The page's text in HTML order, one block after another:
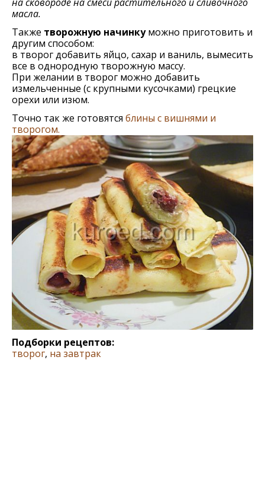
масла.
Также творожную начинкуможно приготовить и
другим способом:
в творог добавить яйцо, сахар и ваниль, вымесить
все в однородную творожную массу.
При желании в творог можно добавить
измельченные (с крупными кусочками) грецкие
орехи или изюм.
Точно так же готовятся блины с вишнями и
творогом.
Подборки рецептов:
творог, на завтрак